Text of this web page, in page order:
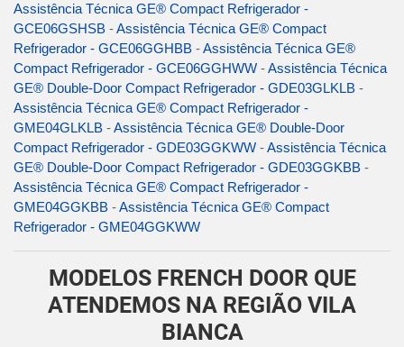
Assistência Técnica GE® Compact Refrigerador -
GCE06GSHSB -Assistência Técnica GE® Compact
Refrigerador - GCE06GGHBB -Assistência Técnica GE®
Compact Refrigerador - GCE06GGHWW -Assistência Técnica
GE® Double-Door Compact Refrigerador - GDE03GLKLB -
Assistência Técnica GE® Compact Refrigerador -
GME04GLKLB -Assistência Técnica GE® Double-Door
Compact Refrigerador - GDE03GGKWW -Assistência Técnica
GE® Double-Door Compact Refrigerador - GDE03GGKBB -
Assistência Técnica GE® Compact Refrigerador -
GME04GGKBB -Assistência Técnica GE® Compact
Refrigerador - GME04GGKWW
MODELOS FRENCH DOOR QUE
ATENDEMOS NA REGIÃO VILA
BIANCA